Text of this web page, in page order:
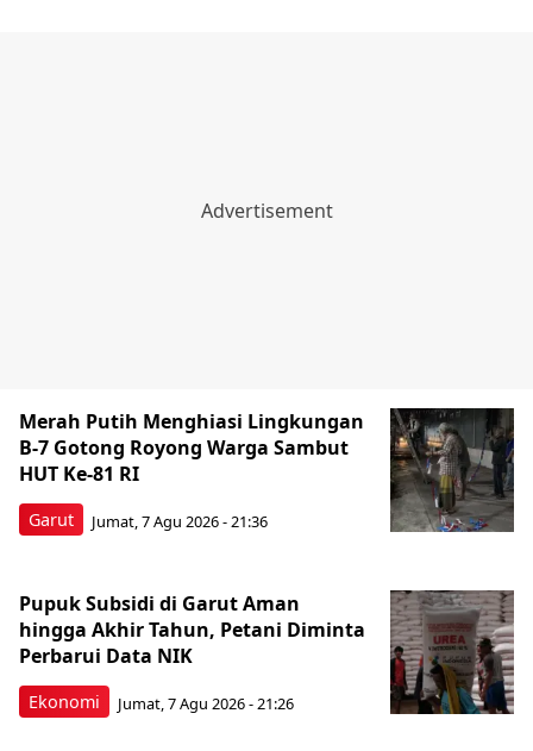
Garut
Merah Putih Menghiasi Lingkungan
B-7 Gotong Royong Warga Sambut
HUT Ke-81 RI
Jumat, 7 Agu 2026 - 21:36
Ekonomi
Pupuk Subsidi di Garut Aman
hingga Akhir Tahun, Petani Diminta
Perbarui Data NIK
Jumat, 7 Agu 2026 - 21:26